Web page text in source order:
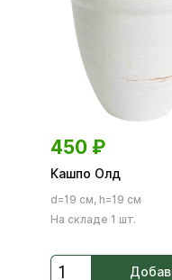
450 ₽
Кашпо Олд
d=19 см, h=19 см
На складе 1 шт.